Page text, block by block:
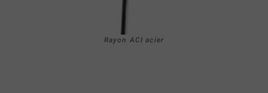
Rayon ACI acier